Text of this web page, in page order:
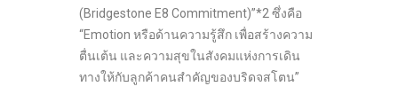
(Bridgestone E8 Commitment)”*2 ซึ่งคือ
“Emotion หรือด้านความรู้สึก เพื่อสร้างความ
ตื่นเต้น และความสุขในสังคมแห่งการเดิน
ทางให้กับลูกค้าคนสำคัญของบริดจสโตน”